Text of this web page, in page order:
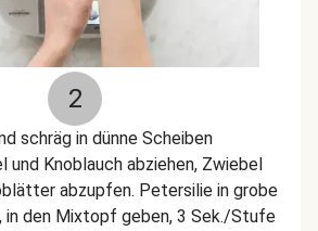
2
schräg in dünne Scheiben
und Knoblauch abziehen, Zwiebel
abzupfen. Petersilie in grobe
in den Mixtopf geben, 3 Sek./Stufe